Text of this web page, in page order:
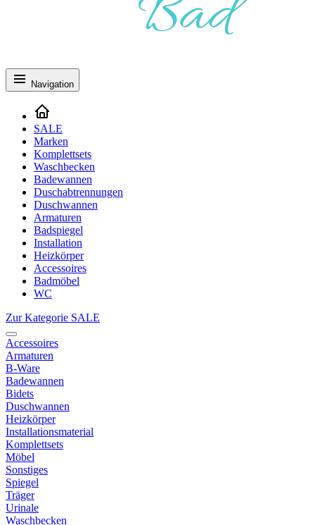
Navigation
SALE
Marken
Komplettsets
Waschbecken
Badewannen
Duschabtrennungen
Duschwannen
Armaturen
Badspiegel
Installation
Heizkörper
Accessoires
Badmöbel
WC
Zur Kategorie SALE
Accessoires
Armaturen
B-Ware
Badewannen
Bidets
Duschwannen
Heizkörper
Installationsmaterial
Komplettsets
Möbel
Sonstiges
Spiegel
Träger
Urinale
Waschbecken